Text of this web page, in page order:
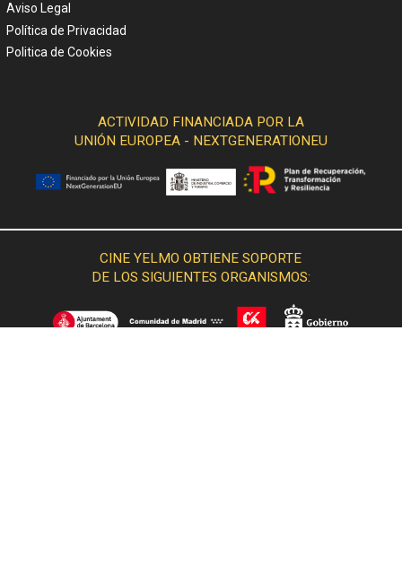
Aviso Legal
Política de Privacidad
Politica de Cookies
ACTIVIDAD FINANCIADA POR LA
UNIÓN EUROPEA - NEXTGENERATIONEU
CINE YELMO OBTIENE SOPORTE
DE LOS SIGUIENTES ORGANISMOS: